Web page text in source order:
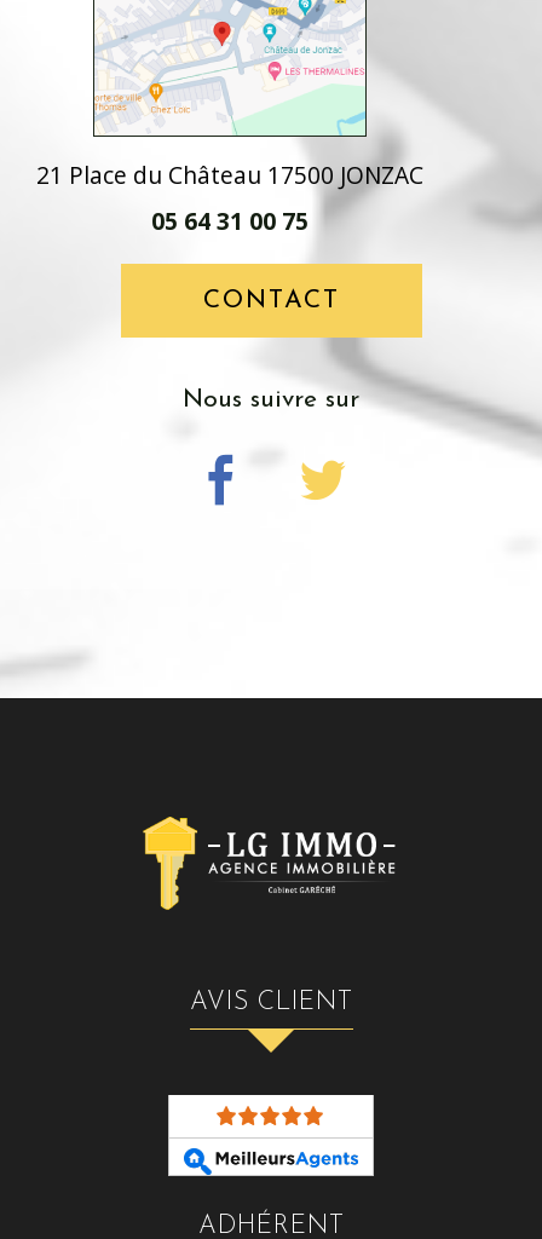
21 Place du Château 17500 JONZAC
05 64 31 00 75
CONTACT
Nous suivre sur
AVIS CLIENT
ADHÉRENT